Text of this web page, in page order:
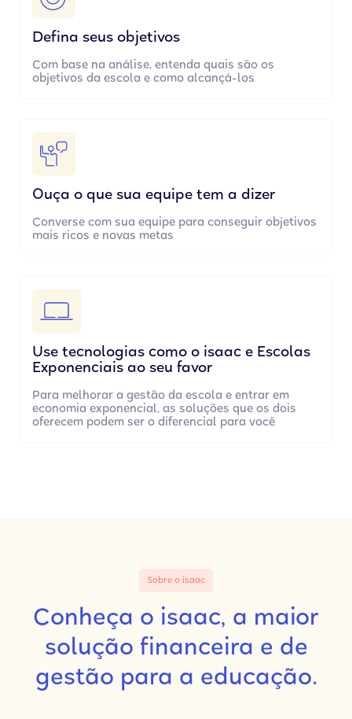
Defina seus objetivos
Com base na análise, entenda quais são os
objetivos da escola e como alcançá-los
Ouça o que sua equipe tem a dizer
Converse com sua equipe para conseguir objetivos
mais ricos e novas metas
Use tecnologias como o isaac e Escolas
Exponenciais ao seu favor
Para melhorar a gestão da escola e entrar em
economia exponencial, as soluções que os dois
oferecem podem ser o diferencial para você
Sobre o isaac
Conheça o isaac, a maior
solução financeira e de
gestão para a educação.